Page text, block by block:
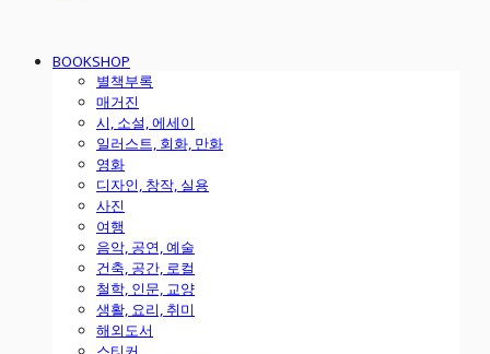
BOOKSHOP
별책부록
매거진
시, 소설, 에세이
일러스트, 회화, 만화
영화
디자인, 창작, 실용
사진
여행
음악, 공연, 예술
건축, 공간, 로컬
철학, 인문, 교양
생활, 요리, 취미
해외도서